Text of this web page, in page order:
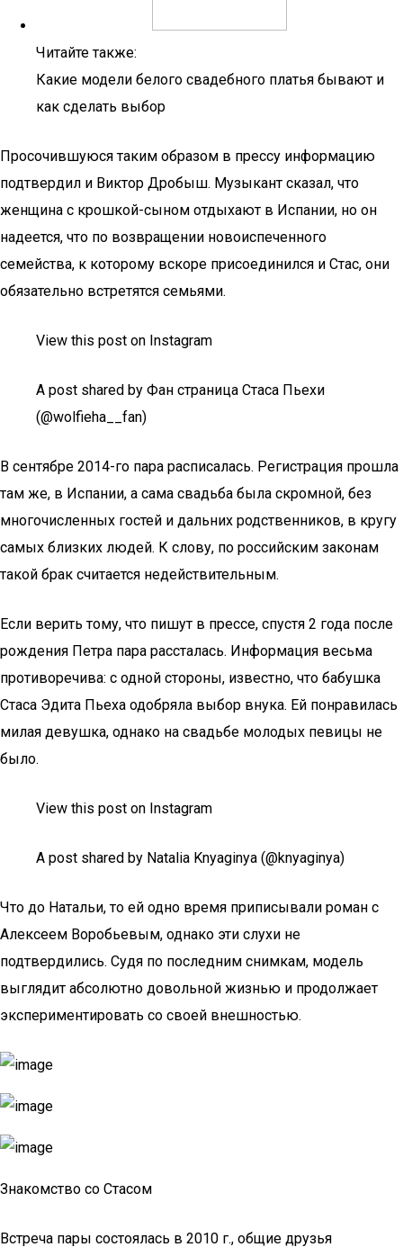
Читайте также:
Какие модели белого свадебного платья бывают и
как сделать выбор
Просочившуюся таким образом в прессу информацию
подтвердил и Виктор Дробыш. Музыкант сказал, что
женщина с крошкой-сыном отдыхают в Испании, но он
надеется, что по возвращении новоиспеченного
семейства, к которому вскоре присоединился и Стас, они
обязательно встретятся семьями.
View this post on Instagram
A post shared by Фан страница Стаса Пьехи
(@wolfieha__fan)
В сентябре 2014-го пара расписалась. Регистрация прошла
там же, в Испании, а сама свадьба была скромной, без
многочисленных гостей и дальних родственников, в кругу
самых близких людей. К слову, по российским законам
такой брак считается недействительным.
Если верить тому, что пишут в прессе, спустя 2 года после
рождения Петра пара рассталась. Информация весьма
противоречива: с одной стороны, известно, что бабушка
Стаса Эдита Пьеха одобряла выбор внука. Ей понравилась
милая девушка, однако на свадьбе молодых певицы не
было.
View this post on Instagram
A post shared by Natalia Knyaginya (@knyaginya)
Что до Натальи, то ей одно время приписывали роман с
Алексеем Воробьевым, однако эти слухи не
подтвердились. Судя по последним снимкам, модель
выглядит абсолютно довольной жизнью и продолжает
экспериментировать со своей внешностью.
Знакомство со Стасом
Встреча пары состоялась в 2010 г., общие друзья